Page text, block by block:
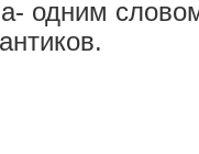
одним